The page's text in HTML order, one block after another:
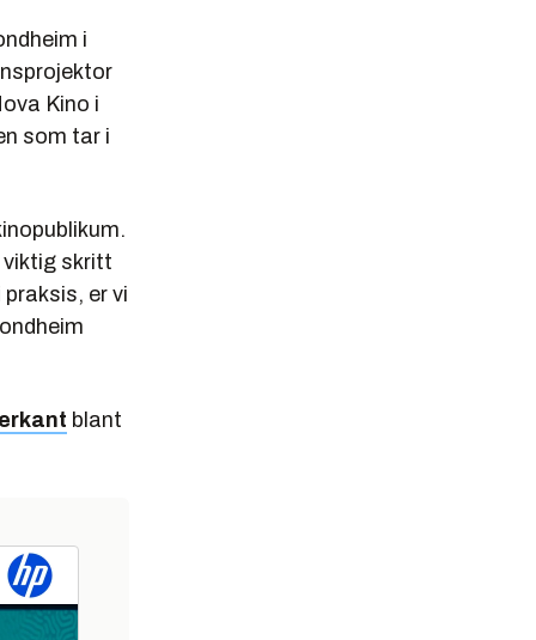
i
Kino i
som tar i
viktig skritt
er vi
blant